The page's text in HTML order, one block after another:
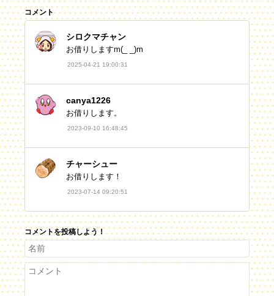
コメント
シロクマチャン
お借りしますm(_ _)m
2025-04-21 19:00:31
canya1226
お借りします。
2023-09-10 16:48:45
チャーシュー
お借りします！
2023-07-14 09:20:51
コメントを投稿しよう！